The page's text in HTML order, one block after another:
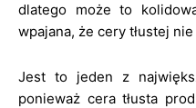
dlatego może to
wpajana, że cery tłustej
Jest to jeden z
ponieważ cera tłusta